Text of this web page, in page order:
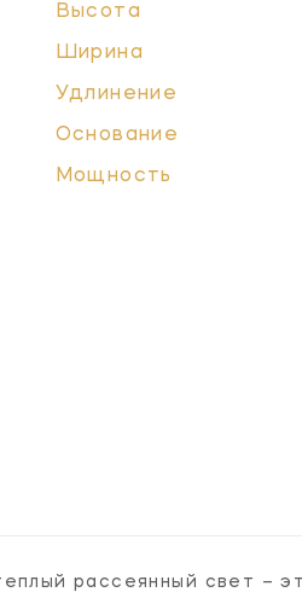
Высота
Ширина
Удлинение
Основание
Мощность
рассеянный свет –